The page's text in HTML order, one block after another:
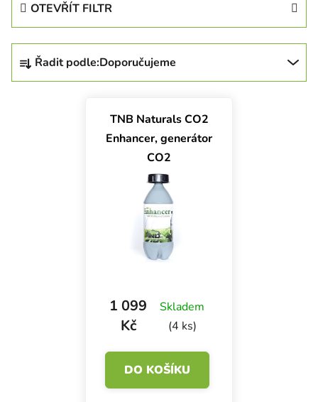
OTEVŘÍT FILTR
Řazení produktů
Řadit podle:Doporučujeme
TNB Naturals CO2
Enhancer, generátor
CO2
Skladem
(4 ks)
1 099
Kč
DO KOŠÍKU